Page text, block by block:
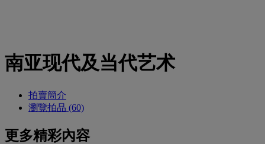
南亚现代及当代艺术
拍賣簡介
瀏覽拍品 (60)
更多精彩內容